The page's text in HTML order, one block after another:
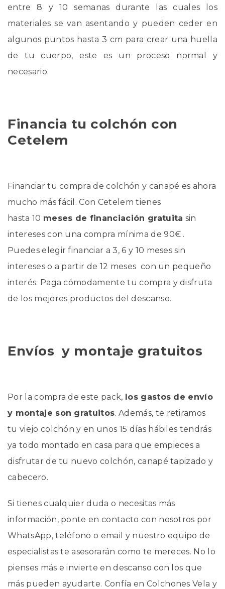
entre 8 y 10 semanas durante las cuales los
materiales se van asentando y pueden ceder en
algunos puntos hasta 3 cm para crear una huella
de tu cuerpo, este es un proceso normal y
necesario.
Financia tu colchón con
Cetelem
Financiar tu compra de colchón y canapé es ahora
mucho más fácil. Con Cetelem tienes
hasta 10 meses de financiación gratuita sin
intereses con una compra mínima de 90€ .
Puedes elegir financiar a 3, 6 y 10 meses sin
intereses o a partir de 12 meses con un pequeño
interés. Paga cómodamente tu compra y disfruta
de los mejores productos del descanso.
Envíos y montaje gratuitos
Por la compra de este pack, los gastos de envío
y montaje son gratuitos. Además, te retiramos
tu viejo colchón y en unos 15 días hábiles tendrás
ya todo montado en casa para que empieces a
disfrutar de tu nuevo colchón, canapé tapizado y
cabecero.
Si tienes cualquier duda o necesitas más
información, ponte en contacto con nosotros por
WhatsApp, teléfono o email y nuestro equipo de
especialistas te asesorarán como te mereces. No lo
pienses más e invierte en descanso con los que
más pueden ayudarte. Confía en Colchones Vela y